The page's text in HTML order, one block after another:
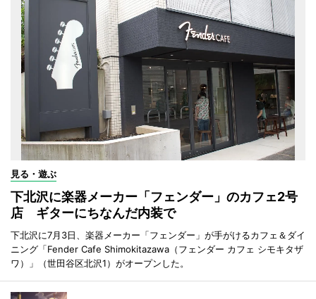
見る・遊ぶ
下北沢に楽器メーカー「フェンダー」のカフェ2号
店 ギターにちなんだ内装で
下北沢に7月3日、楽器メーカー「フェンダー」が手がけるカフェ＆ダイ
ニング「Fender Cafe Shimokitazawa（フェンダー カフェ シモキタザ
ワ）」（世田谷区北沢1）がオープンした。